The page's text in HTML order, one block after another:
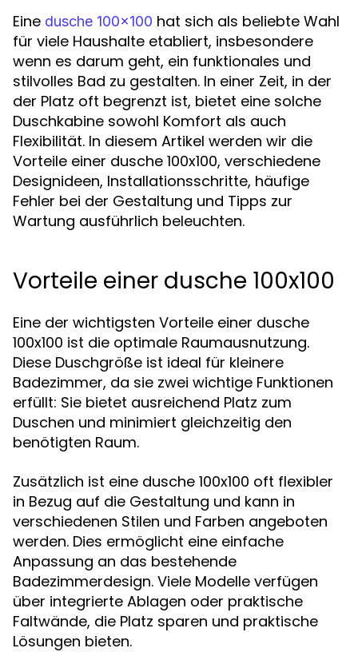
Eine dusche 100x100 hat sich als beliebte Wahl
für viele Haushalte etabliert, insbesondere
wenn es darum geht, ein funktionales und
stilvolles Bad zu gestalten. In einer Zeit, in der
der Platz oft begrenzt ist, bietet eine solche
Duschkabine sowohl Komfort als auch
Flexibilität. In diesem Artikel werden wir die
Vorteile einer dusche 100x100, verschiedene
Designideen, Installationsschritte, häufige
Fehler bei der Gestaltung und Tipps zur
Wartung ausführlich beleuchten.
Vorteile einer dusche 100x100
Eine der wichtigsten Vorteile einer dusche
100x100 ist die optimale Raumausnutzung.
Diese Duschgröße ist ideal für kleinere
Badezimmer, da sie zwei wichtige Funktionen
erfüllt: Sie bietet ausreichend Platz zum
Duschen und minimiert gleichzeitig den
benötigten Raum.
Zusätzlich ist eine dusche 100x100 oft flexibler
in Bezug auf die Gestaltung und kann in
verschiedenen Stilen und Farben angeboten
werden. Dies ermöglicht eine einfache
Anpassung an das bestehende
Badezimmerdesign. Viele Modelle verfügen
über integrierte Ablagen oder praktische
Faltwände, die Platz sparen und praktische
Lösungen bieten.